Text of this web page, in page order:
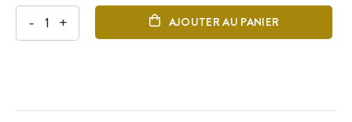
- + AJOUTER AU PANIER